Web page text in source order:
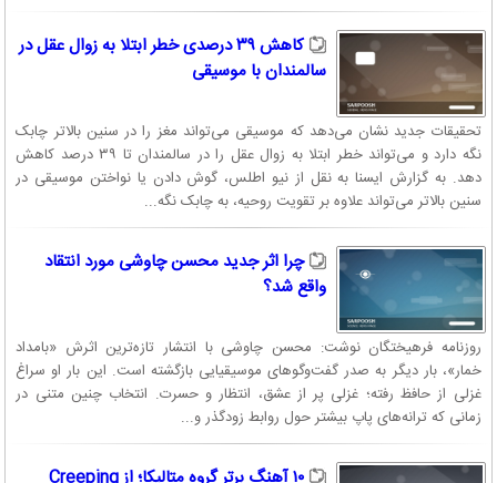
کاهش ۳۹ درصدی خطر ابتلا به زوال عقل در
سالمندان با موسیقی
تحقیقات جدید نشان می‌دهد که موسیقی می‌تواند مغز را در سنین بالاتر چابک
نگه دارد و می‌تواند خطر ابتلا به زوال عقل را در سالمندان تا ۳۹ درصد کاهش
دهد. به گزارش ایسنا به نقل از نیو اطلس، گوش دادن یا نواختن موسیقی در
سنین بالاتر می‌تواند علاوه بر تقویت روحیه، به چابک نگه...
چرا اثر جدید محسن چاوشی مورد انتقاد
واقع شد؟
روزنامه فرهیختگان نوشت: محسن چاوشی با انتشار تازه‌ترین اثرش «بامداد
خمار»، بار دیگر به صدر گفت‌وگوهای موسیقیایی بازگشته است. این بار او سراغ
غزلی از حافظ رفته؛ غزلی پر از عشق، انتظار و حسرت. انتخاب چنین متنی در
زمانی که ترانه‌های پاپ بیشتر حول روابط زودگذر و...